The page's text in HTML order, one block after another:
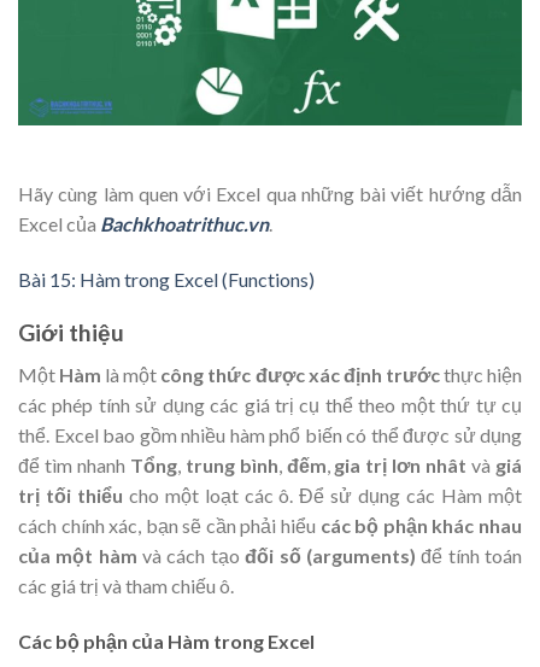
Hãy cùng làm quen với Excel qua những bài viết hướng dẫn
Excel của Bachkhoatrithuc.vn.
Bài 15: Hàm trong Excel (Functions)
Giới thiệu
Một Hàm là một công thức được xác định trướcthực hiện
các phép tính sử dụng các giá trị cụ thể theo một thứ tự cụ
thể. Excel bao gồm nhiều hàm phổ biến có thể được sử dụng
để tìm nhanh Tổng, trung bình, đếm, gia trị lơn nhâtvà giá
trị tối thiểu cho một loạt các ô. Để sử dụng các Hàm một
cách chính xác, bạn sẽ cần phải hiểu các bộ phận khác nhau
của một hàm và cách tạođối số (arguments)để tính toán
các giá trị và tham chiếu ô.
Các bộ phận của Hàm trong Excel